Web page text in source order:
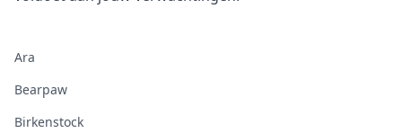
Ara
Bearpaw
Birkenstock